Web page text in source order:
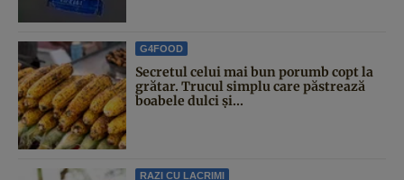
G4FOOD
Secretul celui mai bun porumb copt la
grătar. Trucul simplu care păstrează
boabele dulci și...
RAZI CU LACRIMI